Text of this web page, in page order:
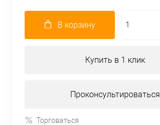
В корзину
Купить в 1 клик
Проконсультироваться
Торговаться